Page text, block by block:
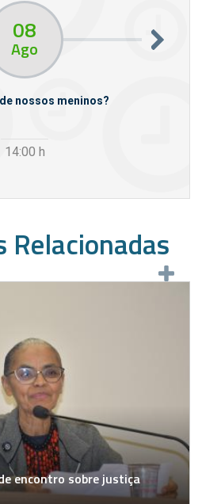
08
Ago
nossos meninos?
14:00 h
Relacionadas
encontro sobre justiça